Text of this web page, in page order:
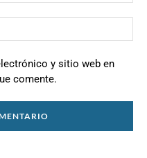
y sitio web en
comente.